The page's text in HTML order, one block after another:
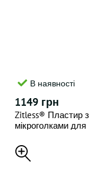
В наявності
1149 грн
Zitless® Пластир з
мікроголками для